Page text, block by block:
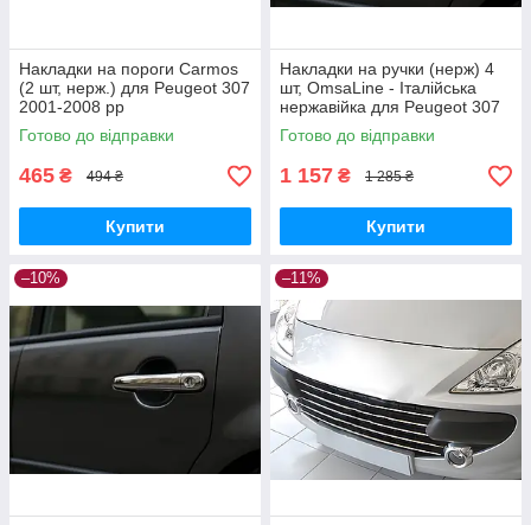
Накладки на пороги Carmos
(2 шт, нерж.) для Peugeot 307
2001-2008 рр
Готово до відправки
465 ₴ 494 ₴
Купити
Накладки на ручки (нерж) 4
шт, OmsaLine - Італійська
нержавійка для Peugeot 307
2001-2008 рр
Готово до відправки
1 157 ₴ 1 285 ₴
Купити
–10% –11%